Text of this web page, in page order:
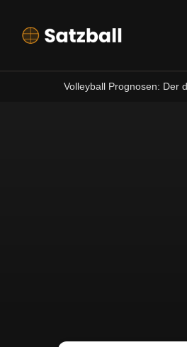
Volleyball Prognosen: Der